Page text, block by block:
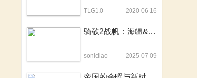
TLG1.0 2020-06-16
骑砍2战帆：海疆&北境全新地形
sonicliao 2025-07-09